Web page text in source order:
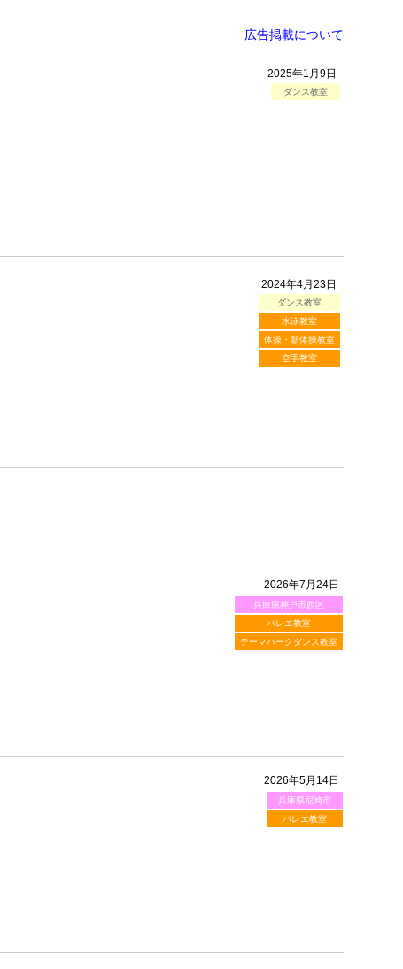
広告掲載について
2025年1月9日
ダンス教室
2024年4月23日
ダンス教室
水泳教室
体操・新体操教室
空手教室
2026年7月24日
兵庫県神戸市西区
バレエ教室
テーマパークダンス教室
2026年5月14日
兵庫県尼崎市
バレエ教室